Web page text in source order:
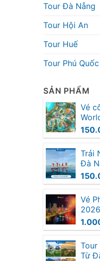
Tour Đà Nẵng
Tour Hội An
Tour Huế
Tour Phú Quốc
SẢN PHẨM
Vé
Trải
Đà
Vé
Tour
Từ